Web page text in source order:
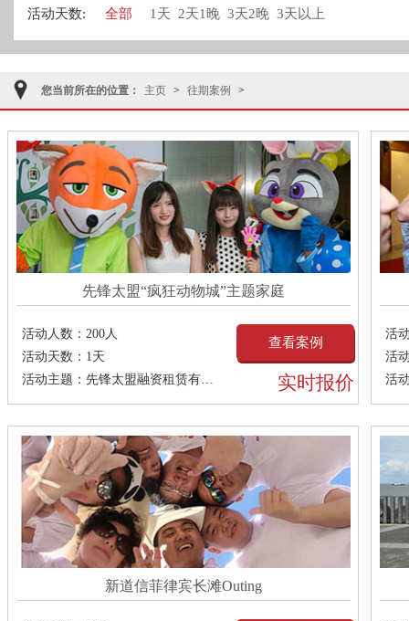
活动天数: 全部 1天 2天1晚 3天2晚 3天以上
您当前所在的位置： 主页 > 往期案例 >
先锋太盟“疯狂动物城”主题家庭
活动人数： 200人
活动天数： 1天
活动主题： 先锋太盟融资租赁有限公司（以下简称“先锋太盟租
查看案例
实时报价
活
活
活
新道信菲律宾长滩Outing